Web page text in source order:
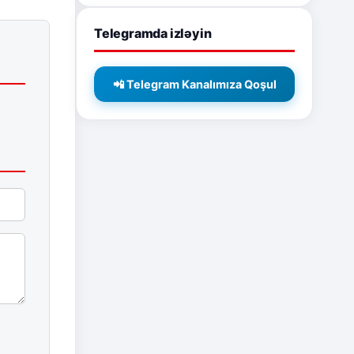
Telegramda izləyin
📲 Telegram Kanalımıza Qoşul